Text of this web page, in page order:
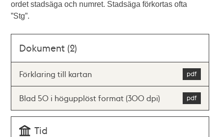
ordet stadsäga och numret. Stadsäga förkortas ofta
”Stg”.
Dokument (2)
Förklaring till kartan
Blad 50 i högupplöst format (300 dpi)
Tid